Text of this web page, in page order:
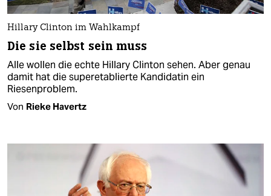
Hillary Clinton im Wahlkampf
Die sie selbst sein muss
Alle wollen die echte Hillary Clinton sehen. Aber genau
damit hat die superetablierte Kandidatin ein
Riesenproblem.
Von Rieke Havertz